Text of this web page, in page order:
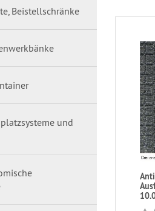
Beistellschränke
und